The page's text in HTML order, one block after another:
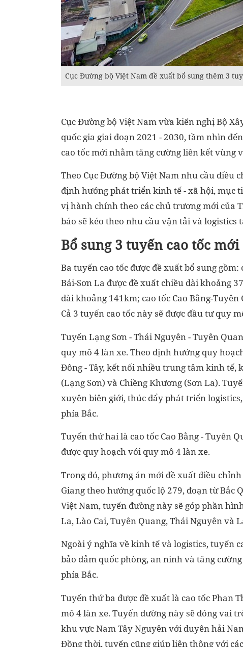
Cục Đường bộ Việt Nam đề xuất bổ sung thêm 3
Cục Đường bộ Việt Nam vừa kiến nghị Bộ
quốc gia giai đoạn 2021 - 2030, tầm nhìn
cao tốc mới nhằm tăng cường liên kết vùng
Theo Cục Đường bộ Việt Nam nhu cầu
định hướng phát triển kinh tế - xã hội, mục
vị hành chính theo các chủ trương mới của
báo sẽ kéo theo nhu cầu vận tải và
Bổ sung 3 tuyến cao tốc mới
Ba tuyến cao tốc được đề xuất bổ sung
Bái-Sơn La được đề xuất chiều dài khoảng
dài khoảng 141km; cao tốc Cao Bằng-
Cả 3 tuyến cao tốc này sẽ được đầu tư quy
Tuyến Lạng Sơn - Thái Nguyên - Tuyên
quy mô 4 làn xe. Theo định hướng quy
Đông - Tây, kết nối nhiều trung tâm kinh tế,
(Lạng Sơn) và Chiềng Khương (Sơn La).
xuyên biên giới, thúc đẩy phát triển
phía Bắc.
Tuyến thứ hai là cao tốc Cao Bằng - Tuyên
được quy hoạch với quy mô 4 làn xe.
Trong đó, phương án mới đề xuất điều
Giang theo hướng quốc lộ 279, đoạn từ Bắc
Việt Nam, tuyến đường này sẽ góp phần
La, Lào Cai, Tuyên Quang, Thái Nguyên và
Ngoài ý nghĩa về kinh tế và logistics, tuyến
bảo đảm quốc phòng, an ninh và tăng
phía Bắc.
Tuyến thứ ba được đề xuất là cao tốc Phan
mô 4 làn xe. Tuyến đường này sẽ đóng vai
khu vực Nam Tây Nguyên với duyên hải
Đồng thời, tuyến cũng giúp liên thông với